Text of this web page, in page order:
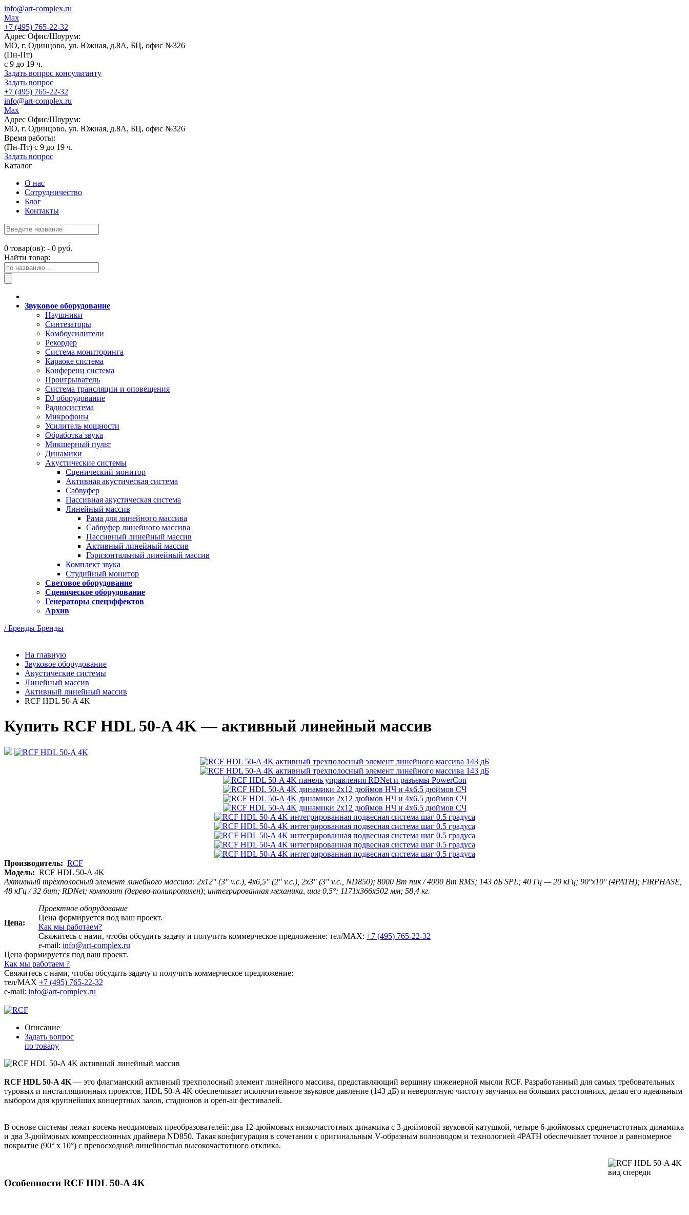
info@art-complex.ru
Max
+7 (495) 765-22-32
Адрес Офис/Шоурум:
МО, г. Одинцово, ул. Южная, д.8А, БЦ, офис №326
(Пн-Пт)
с 9 до 19 ч.
Задать вопрос консультанту
Задать вопрос
+7 (495) 765-22-32
info@art-complex.ru
Max
Адрес Офис/Шоурум:
МО, г. Одинцово, ул. Южная, д.8А, БЦ, офис №326
Время работы:
(Пн-Пт) с 9 до 19 ч.
Задать вопрос
Каталог
О нас
Сотрудничество
Блог
Контакты
0 товар(ов): - 0 руб.
Найти товар:
Звуковое оборудование
Наушники
Синтезаторы
Комбоусилители
Рекордер
Система мониторинга
Караоке система
Конференц система
Проигрыватель
Система трансляции и оповещения
DJ оборудование
Радиосистема
Микрофоны
Усилитель мощности
Обработка звука
Микшерный пульт
Динамики
Акустические системы
Сценический монитор
Активная акустическая система
Сабвуфер
Пассивная акустическая система
Линейный массив
Рама для линейного массива
Сабвуфер линейного массива
Пассивный линейный массив
Активный линейный массив
Горизонтальный линейный массив
Комплект звука
Студийный монитор
Световое оборудование
Сценическое оборудование
Генераторы спецэффектов
Архив
/ Бренды Бренды
На главную
Звуковое оборудование
Акустические системы
Линейный массив
Активный линейный массив
RCF HDL 50-A 4K
Купить RCF HDL 50-A 4K — активный линейный массив
Производитель: RCF
Модель: RCF HDL 50-A 4K
Активный трёхполосный элемент линейного массива: 2x12" (3" v.c.), 4x6,5" (2" v.c.), 2x3" (3" v.c., ND850); 8000 Вт пик / 4000 Вт RMS; 143 дБ SPL; 40 Гц — 20 кГц; 90°x10° (4PATH); FiRPHASE,
48 кГц / 32 бит; RDNet; композит (дерево-полипропилен); интегрированная механика, шаг 0,5°; 1171x366x502 мм; 58,4 кг.
Цена:
Проектное оборудование
Цена формируется под ваш проект.
Как мы работаем?
Свяжитесь с нами, чтобы обсудить задачу и получить коммерческое предложение: тел/MAX: +7 (495) 765-22-32
e-mail: info@art-complex.ru
Цена формируется под ваш проект.
Как мы работаем ?
Свяжитесь с нами, чтобы обсудить задачу и получить коммерческое предложение:
тел/MAX +7 (495) 765-22-32
e-mail: info@art-complex.ru
Описание
Задать вопрос
по товару
RCF HDL 50-A 4K — это флагманский активный трехполосный элемент линейного массива, представляющий вершину инженерной мысли RCF. Разработанный для самых требовательных
туровых и инсталляционных проектов, HDL 50-A 4K обеспечивает исключительное звуковое давление (143 дБ) и невероятную чистоту звучания на больших расстояниях, делая его идеальным
выбором для крупнейших концертных залов, стадионов и open-air фестивалей.
В основе системы лежат восемь неодимовых преобразователей: два 12-дюймовых низкочастотных динамика с 3-дюймовой звуковой катушкой, четыре 6-дюймовых среднечастотных динамика
и два 3-дюймовых компрессионных драйвера ND850. Такая конфигурация в сочетании с оригинальным V-образным волноводом и технологией 4PATH обеспечивает точное и равномерное
покрытие (90° x 10°) с превосходной линейностью высокочастотного отклика.
Особенности RCF HDL 50-A 4K